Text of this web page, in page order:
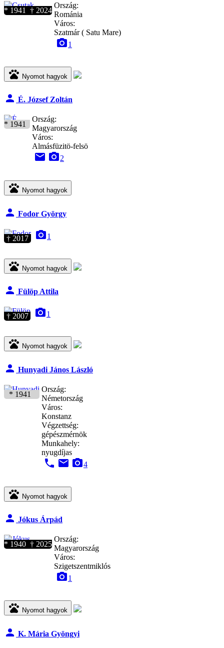
* 1941 † 2024
Ország:
Románia
Város:
Szatmár ( Satu Mare)
camera_alt1
pets Nyomot hagyok
person É. József Zoltán
* 1941
Ország:
Magyarország
Város:
Almásfüzitö-felsö
email camera_alt2
pets Nyomot hagyok
person Fodor György
† 2017 camera_alt1
pets Nyomot hagyok
person Fülöp Attila
† 2007 camera_alt1
pets Nyomot hagyok
person Hunyadi János László
* 1941
Ország:
Németország
Város:
Konstanz
Végzettség:
gépészmérnök
Munkahely:
nyugdíjas
phone email camera_alt4
pets Nyomot hagyok
person Jókus Árpád
* 1940 † 2025
Ország:
Magyarország
Város:
Szigetszentmiklós
camera_alt1
pets Nyomot hagyok
person K. Mária Gyöngyi